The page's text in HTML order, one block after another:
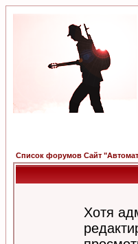
Список форумов Сайт "Автомат
Хотя